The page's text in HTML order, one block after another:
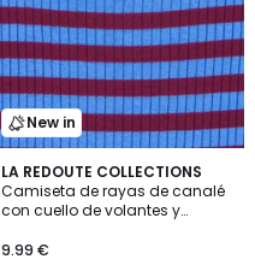
New in
LA REDOUTE COLLECTIONS
Camiseta de rayas de canalé
con cuello de volantes y
9.99 €